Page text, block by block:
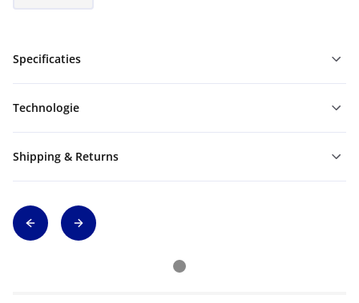
Specificaties
Technologie
Shipping & Returns